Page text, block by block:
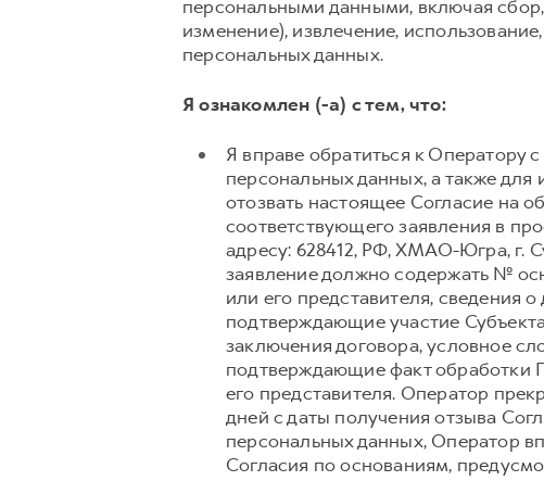
персональными данными, включая
изменение), извлечение,
персональных данных.
Я ознакомлен (-а) с тем, что:
Я вправе обратиться к
персональных данных, а также
отозвать настоящее Согласие на
соответствующего заявления в
адресу: 628412, РФ, ХМАО-Югра, г.
заявление должно содержать №
или его представителя, сведения
подтверждающие участие
заключения договора, условное
подтверждающие факт обработки
его представителя. Оператор
дней с даты получения отзыва
персональных данных, Оператор
Согласия по основаниям,